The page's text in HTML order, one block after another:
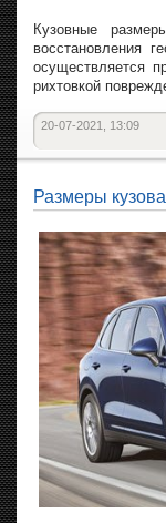
Кузовные
восстановления
осуществляется
рихтовкой
20-07-2021, 13:09
Размеры